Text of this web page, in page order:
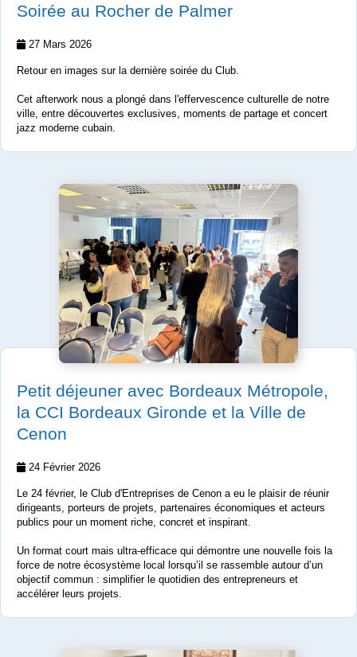
Soirée au Rocher de Palmer
27 Mars 2026
Retour en images sur la dernière soirée du Club.
Cet afterwork nous a plongé dans l'effervescence culturelle de notre
ville, entre découvertes exclusives, moments de partage et concert
jazz moderne cubain.
Petit déjeuner avec Bordeaux Métropole,
la CCI Bordeaux Gironde et la Ville de
Cenon
24 Février 2026
Le 24 février, le Club d'Entreprises de Cenon a eu le plaisir de réunir
dirigeants, porteurs de projets, partenaires économiques et acteurs
publics pour un moment riche, concret et inspirant.
Un format court mais ultra‑efficace qui démontre une nouvelle fois la
force de notre écosystème local lorsqu’il se rassemble autour d’un
objectif commun : simplifier le quotidien des entrepreneurs et
accélérer leurs projets.